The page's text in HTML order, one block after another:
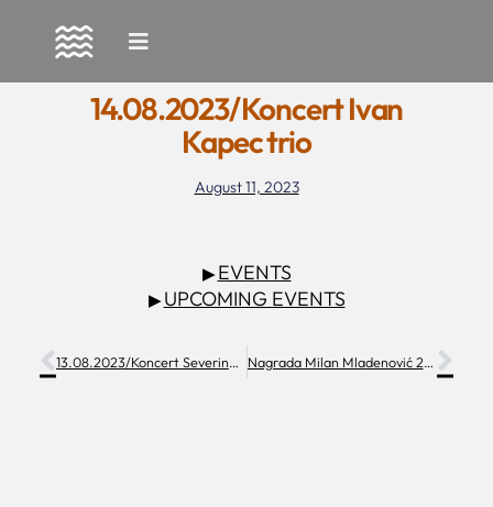
to
14.08.2023/Koncert Ivan
Kapec trio
August 11, 2023
▶EVENTS
▶UPCOMING EVENTS
13.08.2023/Koncert Severina Filipovića Nagrada Milan Mladenović 2023. biti će dodijeljena u Makarskoj